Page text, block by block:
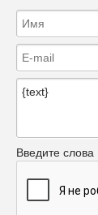
Введите слова